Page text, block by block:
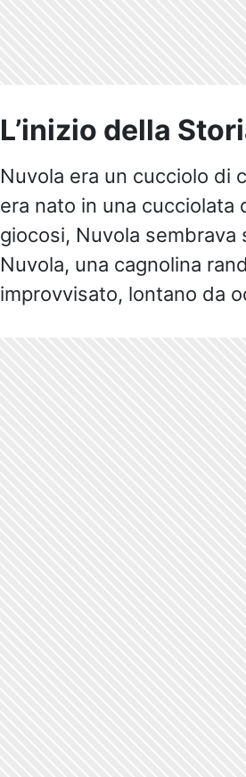
L’inizio della
Nuvola era un cucciolo di
era nato in una
giocosi, Nuvola sembrava
Nuvola, una cagnolina
improvvisato, lontano da